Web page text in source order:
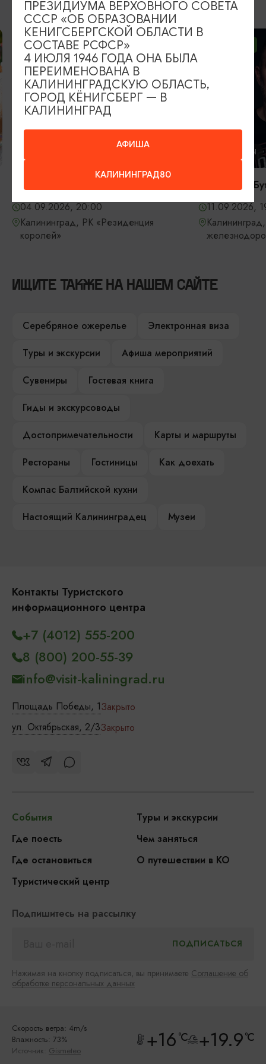
ОТ 2500₽
RADIO TAPOK
04.09.2026, 20:00
Калининград, РК «Резиденция
королей»
КОНЦЕРТЫ
Константин
11.09.2026,
ИЩИТЕ ТАКЖЕ НА НАШЕМ САЙТЕ
Серебряное ожерелье
Электронная виза
Туры и экскурсии
Афиша мероприятий
Сувениры
Гостевая книга
Гиды и экскурсоводы
Достопримечательности
Карты и маршруты
Рестораны
Гостиницы
Как доехать
Компас Балтийской кухни
Настоящий Калининградец
Музеи
Контакты Туристского
информационного центра
Площадь Победы, 1Закрыто
ул. Октябрьская, 2/3Закрыто
+7 (4012) 555-200
8 (800) 200-55-39
info@visit-kaliningrad.ru
События
Туры и экскурсии
Где поесть
Чем заняться
Где остановиться
О путешествии в КО
Туристический центр
Подпишитесь на рассылку
Нажимая на кнопку подписаться, вы принимаете Соглашение об
обработке персональных данных
Скорость ветра: 4m/s
Влажность: 73%
Источник: Gismeteo +16°C +19.9°C
АФИША
КАЛИНИНГРАД80
ПРЕЗИДИУМА ВЕРХОВНОГО СОВЕТА
СССР «ОБ ОБРАЗОВАНИИ
КЕНИГСБЕРГСКОЙ ОБЛАСТИ В
СОСТАВЕ РСФСР»
4 ИЮЛЯ 1946 ГОДА ОНА БЫЛА
ПЕРЕИМЕНОВАНА В
КАЛИНИНГРАДСКУЮ ОБЛАСТЬ,
ГОРОД КЁНИГСБЕРГ — В
КАЛИНИНГРАД